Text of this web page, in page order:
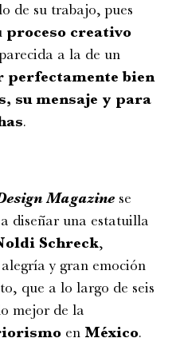
de su trabajo, pues
proceso creativo
a la de un
perfectamente bien
su mensaje y para
.
Magazine se
diseñar una estatuilla
Schreck,
y gran emoción
que a lo largo de seis
mejor de la
en México.